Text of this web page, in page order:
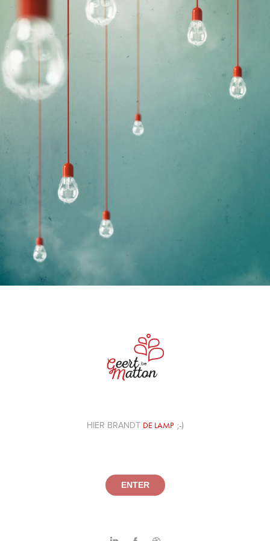
HIER BRANDT DE LAMP;-)
ENTER